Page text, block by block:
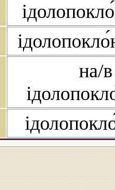
на/в